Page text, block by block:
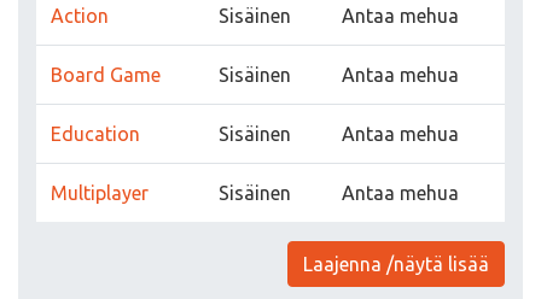
Action Sisäinen Antaa mehua
Board Game Sisäinen Antaa mehua
Education Sisäinen Antaa mehua
Multiplayer Sisäinen Antaa mehua
Laajenna /näytä lisää